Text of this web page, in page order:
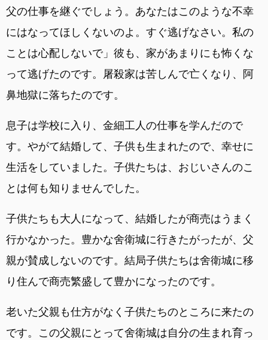
父の仕事を継ぐでしょう。あなたはこのような不幸
にはなってほしくないのよ。すぐ逃げなさい。私の
ことは心配しないで」彼も、家があまりにも怖くな
って逃げたのです。屠殺家は苦しんで亡くなり、阿
鼻地獄に落ちたのです。
息子は学校に入り、金細工人の仕事を学んだので
す。やがて結婚して、子供も生まれたので、幸せに
生活をしていました。子供たちは、おじいさんのこ
とは何も知りませんでした。
子供たちも大人になって、結婚したが商売はうまく
行かなかった。豊かな舍衛城に行きたがったが、父
親が賛成しないのです。結局子供たちは舍衛城に移
り住んで商売繁盛して豊かになったのです。
老いた父親も仕方がなく子供たちのところに来たの
です。この父親にとって舍衛城は自分の生まれ育っ